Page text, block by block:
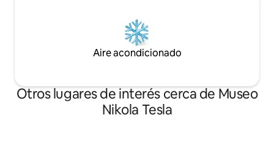
Aire acondicionado
Otros lugares de interés cerca de Museo
Nikola Tesla